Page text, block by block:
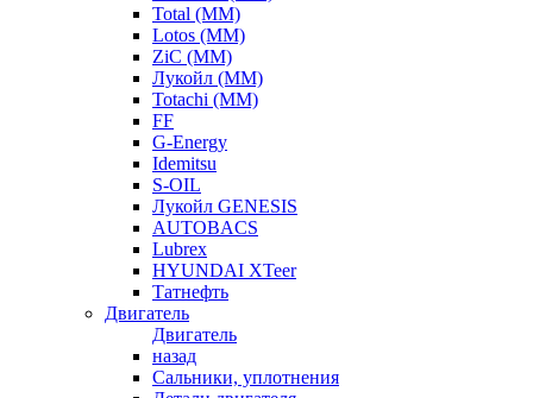
Total (ММ)
Lotos (ММ)
ZiC (ММ)
Лукойл (ММ)
Totachi (MM)
FF
G-Energy
Idemitsu
S-OIL
Лукойл GENESIS
AUTOBACS
Lubrex
HYUNDAI XTeer
Татнефть
Двигатель
Двигатель
назад
Сальники, уплотнения